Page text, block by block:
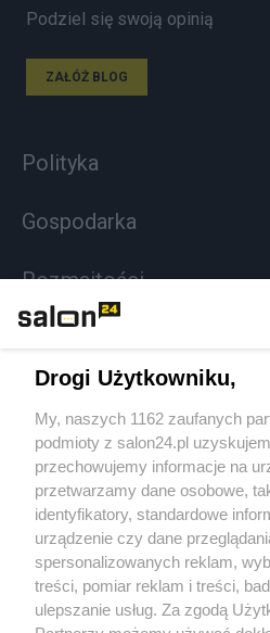
Podziel się swoją opinią
ZAŁÓŻ BLOG
Polityka
Gospodarka
Rozmaitości
Sport
Społeczeństwo
Kultura
X Facebook
Drogi Użytkowniku,
My, naszych 1162 zaufanych
podmioty z salon24.pl
przechowujemy informacje na
przetwarzamy dane osobowe,
identyfikatory, standardowe
urządzenie czy dane
spersonalizowanych reklam,
treści, pomiar reklam i treści,
ulepszanie usług. Za zgodą